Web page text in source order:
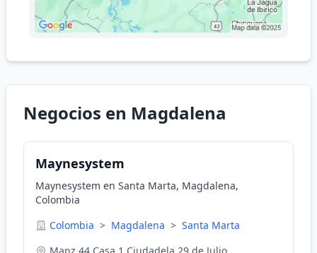
Negocios en Magdalena
Maynesystem
Maynesystem en Santa Marta, Magdalena,
Colombia
Colombia > Magdalena > Santa Marta